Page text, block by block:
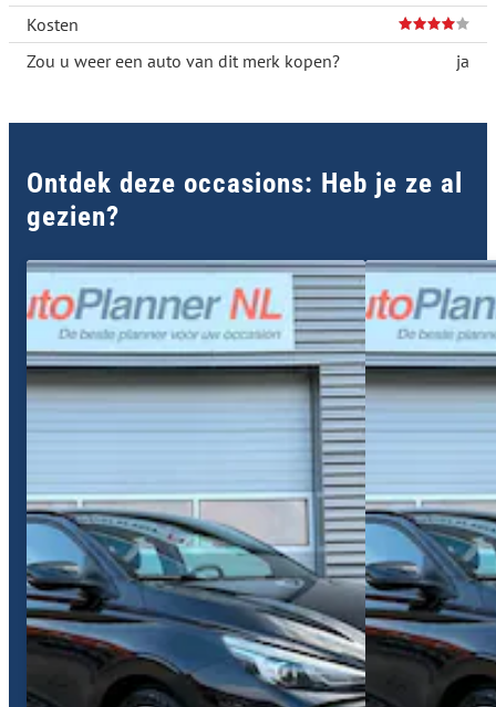
Kosten
Zou u weer een auto van dit merk kopen?
ja
Ontdek deze occasions: Heb je ze al
gezien?